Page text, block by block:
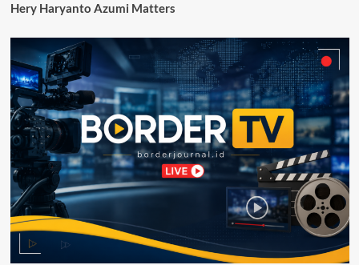
Ilwaki
Hery Haryanto Azumi Matters